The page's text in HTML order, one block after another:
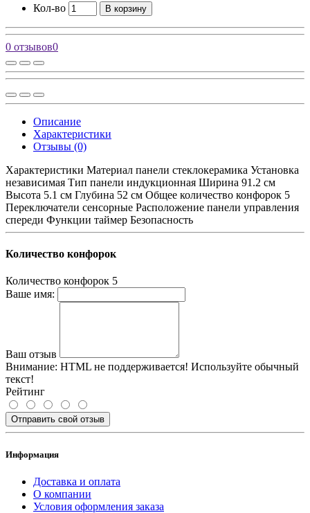
Кол-во В корзину
0 отзывов0
Описание
Характеристики
Отзывы (0)
Характеристики Материал панели стеклокерамика Установка
независимая Тип панели индукционная Ширина 91.2 см
Высота 5.1 см Глубина 52 см Общее количество конфорок 5
Переключатели сенсорные Расположение панели управления
спереди Функции таймер Безопасность
Количество конфорок
Количество конфорок 5
Ваше имя:
Ваш отзыв
Внимание: HTML не поддерживается! Используйте обычный
текст!
Рейтинг
Отправить свой отзыв
Информация
Доставка и оплата
О компании
Условия оформления заказа